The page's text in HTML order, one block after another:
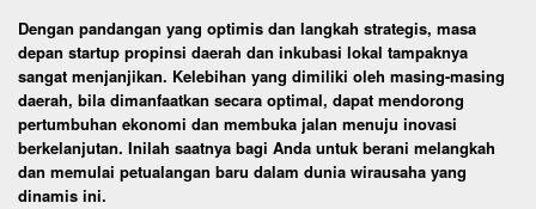
Dengan pandangan yang optimis dan langkah strategis, masa
depan startup propinsi daerah dan inkubasi lokal tampaknya
sangat menjanjikan. Kelebihan yang dimiliki oleh masing-masing
daerah, bila dimanfaatkan secara optimal, dapat mendorong
pertumbuhan ekonomi dan membuka jalan menuju inovasi
berkelanjutan. Inilah saatnya bagi Anda untuk berani melangkah
dan memulai petualangan baru dalam dunia wirausaha yang
dinamis ini.